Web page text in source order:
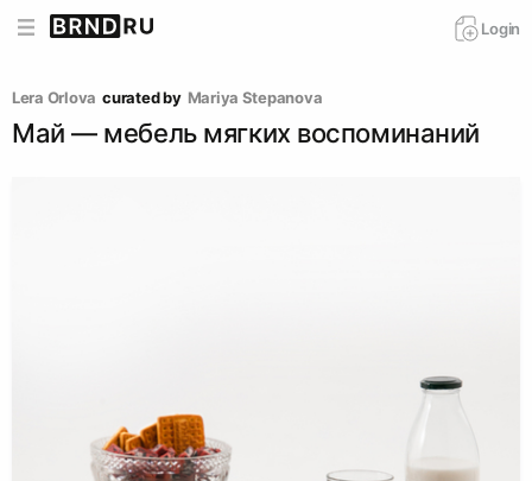
Login
Lera Orlova curated by Mariya Stepanova
Май — мебель мягких воспоминаний